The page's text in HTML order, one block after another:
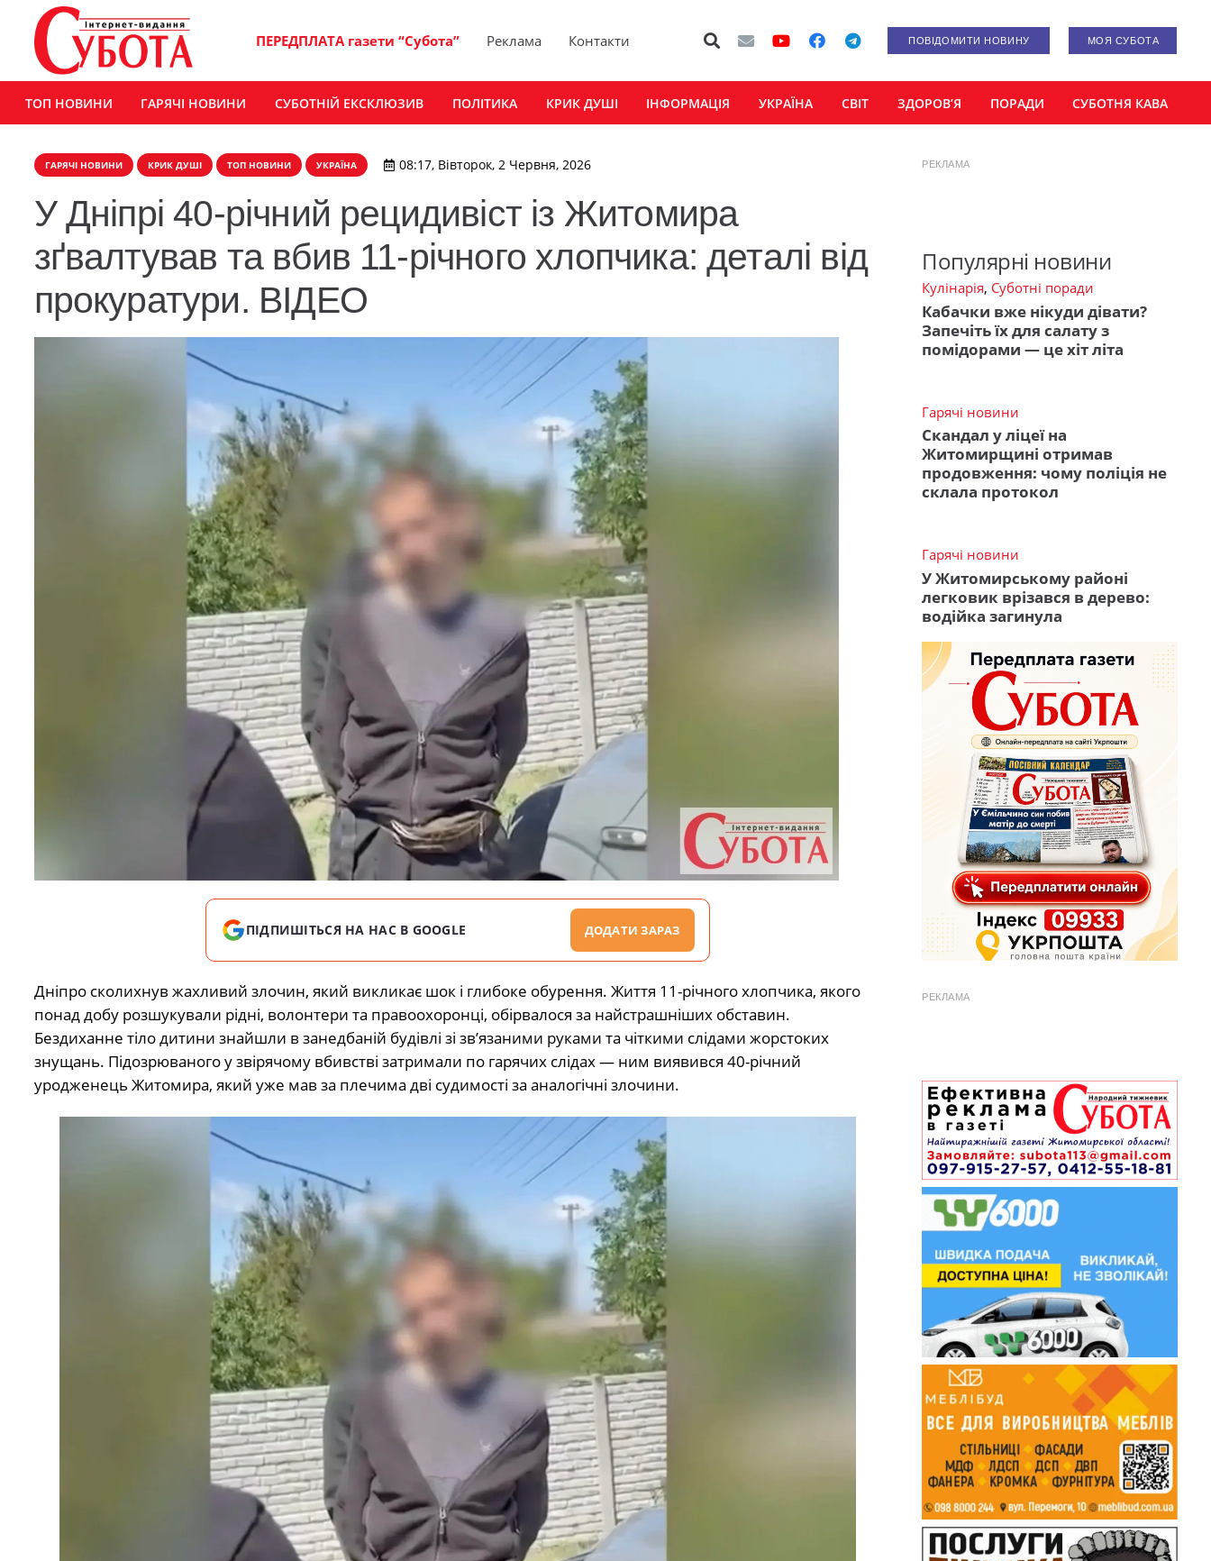
ПЕРЕДПЛАТА газети “Субота” Реклама Контакти ПОВІДОМИТИ НОВИНУ МОЯ СУБОТА
ТОП НОВИНИ ГАРЯЧІ НОВИНИ СУБОТНІЙ ЕКСКЛЮЗИВ ПОЛІТИКА КРИК ДУШІ ІНФОРМАЦІЯ УКРАЇНА СВІТ ЗДОРОВ’Я ПОРАДИ СУБОТНЯ КАВА
ГАРЯЧІ НОВИНИ КРИК ДУШІ ТОП НОВИНИ УКРАЇНА 08:17, Вівторок, 2 Червня, 2026
У Дніпрі 40-річний рецидивіст із Житомира
зґвалтував та вбив 11-річного хлопчика: деталі від
прокуратури. ВІДЕО
ПІДПИШІТЬСЯ НА НАС В GOOGLE ДОДАТИ ЗАРАЗ
Дніпро сколихнув жахливий злочин, який викликає шок і глибоке обурення. Життя 11-річного хлопчика, якого
понад добу розшукували рідні, волонтери та правоохоронці, обірвалося за найстрашніших обставин.
Бездиханне тіло дитини знайшли в занедбаній будівлі зі зв’язаними руками та чіткими слідами жорстоких
знущань. Підозрюваного у звірячому вбивстві затримали по гарячих слідах — ним виявився 40-річний
уродженець Житомира, який уже мав за плечима дві судимості за аналогічні злочини.
РЕКЛАМА
Популярні новини
Кулінарія, Суботні поради
Кабачки вже нікуди дівати?
Запечіть їх для салату з
помідорами — це хіт літа
Гарячі новини
Скандал у ліцеї на
Житомирщині отримав
продовження: чому поліція не
склала протокол
Гарячі новини
У Житомирському районі
легковик врізався в дерево:
водійка загинула
РЕКЛАМА